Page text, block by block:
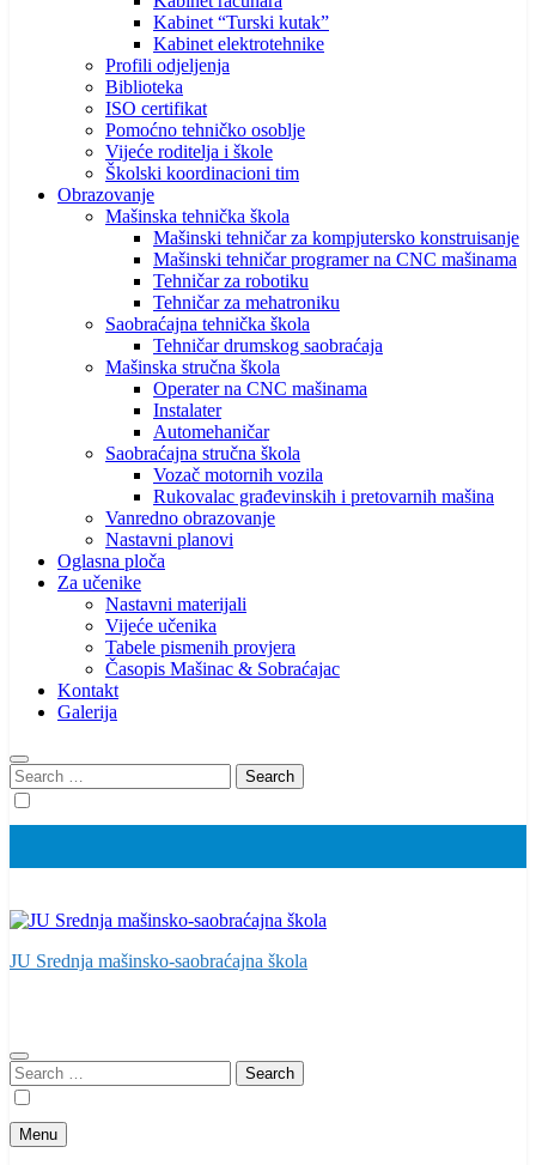
Kabinet “Turski kutak”
Kabinet elektrotehnike
Profili odjeljenja
Biblioteka
ISO certifikat
Pomoćno tehničko osoblje
Vijeće roditelja i škole
Školski koordinacioni tim
Obrazovanje
Mašinska tehnička škola
Mašinski tehničar za kompjutersko konstruisanje
Mašinski tehničar programer na CNC mašinama
Tehničar za robotiku
Tehničar za mehatroniku
Saobraćajna tehnička škola
Tehničar drumskog saobraćaja
Mašinska stručna škola
Operater na CNC mašinama
Instalater
Automehaničar
Saobraćajna stručna škola
Vozač motornih vozila
Rukovalac građevinskih i pretovarnih mašina
Vanredno obrazovanje
Nastavni planovi
Oglasna ploča
Za učenike
Nastavni materijali
Vijeće učenika
Tabele pismenih provjera
Časopis Mašinac & Sobraćajac
Kontakt
Galerija
Search
for:
JU Srednja mašinsko-saobraćajna škola
Search
for:
Menu